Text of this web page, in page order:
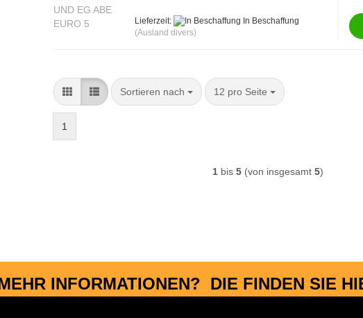
Lieferzeit:
In Beschaffung
(Ausland divers)
Sortieren nach
Sortieren nach 12 pro Seite
pro Seite
1
1bis 5(von insgesamt 5)
INFORMATIONEN? DIE FINDEN SIE